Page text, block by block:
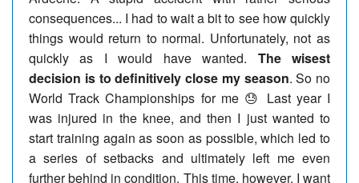
consequences... I had to wait a bit to see how quickly
things would return to normal. Unfortunately, not as
quickly as I would have wanted. The wisest
decision is to definitively close my season. So no
World Track Championships for me 😓 Last year I
was injured in the knee, and then I just wanted to
start training again as soon as possible, which led to
a series of setbacks and ultimately left me even
further behind in condition. This time, however, I want